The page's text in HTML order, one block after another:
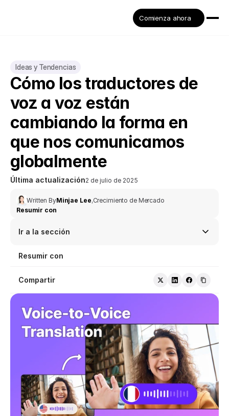
Comienza ahora
Ideas y Tendencias
Cómo los traductores de
voz a voz están
cambiando la forma en
que nos comunicamos
globalmente
Última actualización2 de julio de 2025
Written ByMinjae Lee,Crecimiento de Mercado
Resumir con
Ir a la sección
Resumir con
Compartir